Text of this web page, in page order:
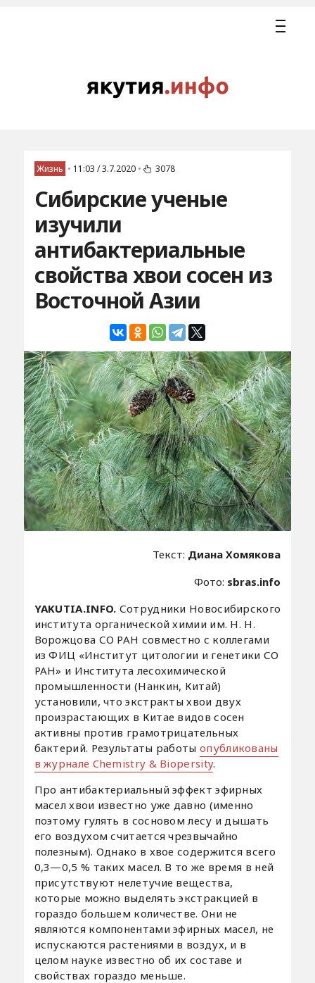
Жизнь • 11:03 / 3.7.2020 • 3078
Сибирские ученые
изучили
антибактериальные
свойства хвои сосен из
Восточной Азии
Текст: Диана Хомякова
Фото: sbras.info
YAKUTIA.INFO. Сотрудники Новосибирского
института органической химии им. Н. Н.
Ворожцова СО РАН совместно с коллегами
из ФИЦ «Институт цитологии и генетики СО
РАН» и Института лесохимической
промышленности (Нанкин, Китай)
установили, что экстракты хвои двух
произрастающих в Китае видов сосен
активны против грамотрицательных
бактерий. Результаты работы опубликованы
в журнале Chemistry & Biopersity.
Про антибактериальный эффект эфирных
масел хвои известно уже давно (именно
поэтому гулять в сосновом лесу и дышать
его воздухом считается чрезвычайно
полезным). Однако в хвое содержится всего
0,3—0,5 % таких масел. В то же время в ней
присутствуют нелетучие вещества,
которые можно выделять экстракцией в
гораздо большем количестве. Они не
являются компонентами эфирных масел, не
испускаются растениями в воздух, и в
целом науке известно об их составе и
свойствах гораздо меньше.